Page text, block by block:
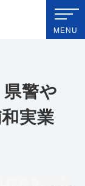
社 高校受験ナビ
MENU
警や
実業